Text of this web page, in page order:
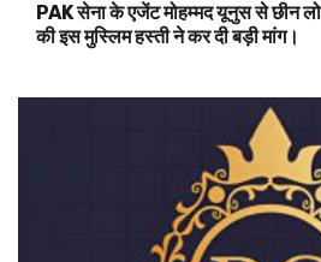
PAK सेना के एजेंट मोहम्मद यूनुस से छीन लो
की इस मुस्लिम हस्ती ने कर दी बड़ी मांग।